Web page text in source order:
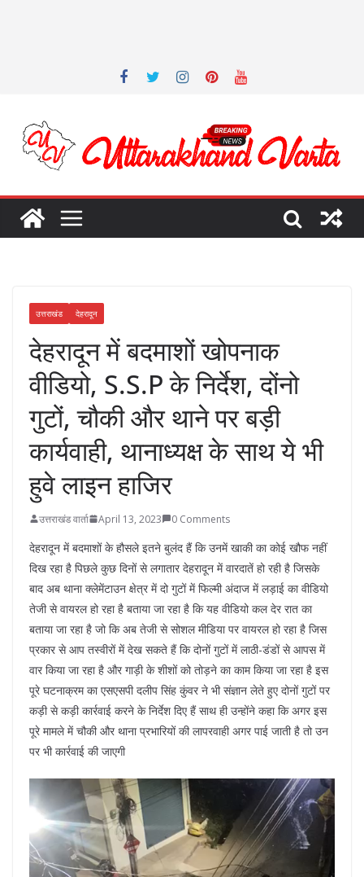
उत्तराखंड देहरादून
देहरादून में बदमाशों खोपनाक
वीडियो, S.S.P के निर्देश, दोंनो
गुटों, चौकी और थाने पर बड़ी
कार्यवाही, थानाध्यक्ष के साथ ये भी
हुवे लाइन हाजिर
उत्तराखंड वार्ता April 13, 2023 0 Comments
देहरादून में बदमाशों के हौसले इतने बुलंद हैं कि उनमें खाकी का कोई खौफ नहीं
दिख रहा है पिछले कुछ दिनों से लगातार देहरादून में वारदातें हो रही है जिसके
बाद अब थाना क्लेमेंटाउन क्षेत्र में दो गुटों में फिल्मी अंदाज में लड़ाई का वीडियो
तेजी से वायरल हो रहा है बताया जा रहा है कि यह वीडियो कल देर रात का
बताया जा रहा है जो कि अब तेजी से सोशल मीडिया पर वायरल हो रहा है जिस
प्रकार से आप तस्वीरों में देख सकते हैं कि दोनों गुटों में लाठी-डंडों से आपस में
वार किया जा रहा है और गाड़ी के शीशों को तोड़ने का काम किया जा रहा है इस
पूरे घटनाक्रम का एसएसपी दलीप सिंह कुंवर ने भी संज्ञान लेते हुए दोनों गुटों पर
कड़ी से कड़ी कार्रवाई करने के निर्देश दिए हैं साथ ही उन्होंने कहा कि अगर इस
पूरे मामले में चौकी और थाना प्रभारियों की लापरवाही अगर पाई जाती है तो उन
पर भी कार्रवाई की जाएगी
Video
Player